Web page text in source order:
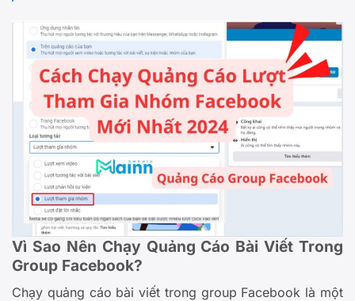
Vì Sao Nên Chạy Quảng Cáo Bài Viết Trong
Group Facebook?
Chạy quảng cáo bài viết trong group Facebook là một